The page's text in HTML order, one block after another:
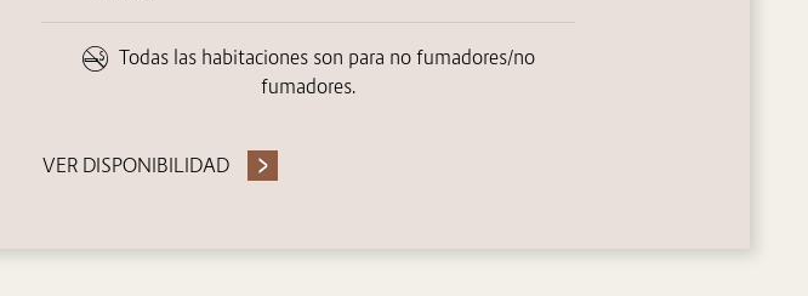
Todas las habitaciones son para no fumadores/no
fumadores.
VER DISPONIBILIDAD